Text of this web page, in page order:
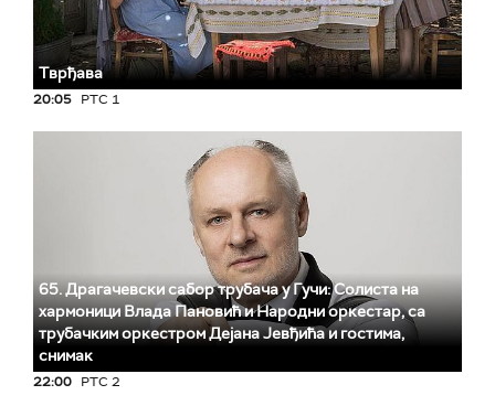
Тврђава
20:05 РТС 1
65. Драгачевски сабор трубача у Гучи: Солиста на
хармоници Влада Пановић и Народни оркестар, са
трубачким оркестром Дејана Јевђића и гостима,
снимак
22:00 РТС 2